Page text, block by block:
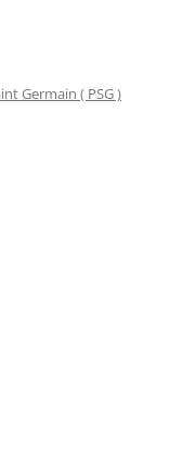
Germain ( PSG )